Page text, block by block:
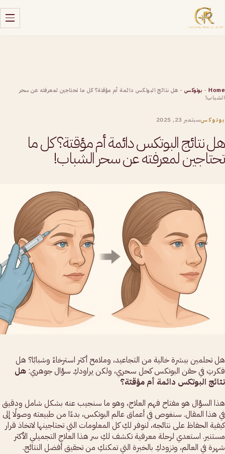
Home
- بوتوكس- هل نتائج البوتكس دائمة أم مؤقتة؟ كل ما تحتاجين لمعرفته عن سحر
الشباب!
بوتوكسسبتمبر 23, 2025
هل نتائج البوتكس دائمة أم مؤقتة؟ كل ما
تحتاجين لمعرفته عن سحر الشباب!
هل تحلمين ببشرة خالية من التجاعيد، وملامح أكثر استرخاءً وشبابًا؟ هل
فكرتِ في حقن البوتكس كحل سحري، ولكن يراودكِ سؤال جوهري: هل
نتائج البوتكس دائمة أم مؤقتة؟
هذا السؤال هو مفتاح فهم العلاج، وهو ما سنجيب عنه بشكل شامل ودقيق
في هذا المقال. سنغوص في أعماق عالم البوتكس، بدءًا من طبيعته وصولًا إلى
كيفية الحفاظ على نتائجه، لنوفر لكِ كل المعلومات التي تحتاجينها لاتخاذ قرار
مستنير. استعدي لرحلة معرفية تكشف لكِ سر هذا العلاج التجميلي الأكثر
شهرة في العالم، وتزودكِ بالخبرة التي تمكنكِ من تحقيق أفضل النتائج.